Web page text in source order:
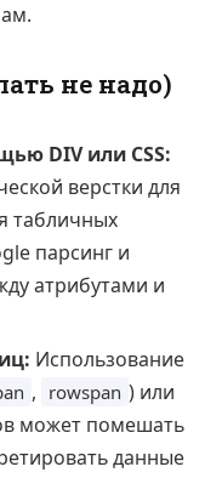
не надо)
DIV или CSS:
верстки для
табличных
парсинг и
атрибутами и
Использование
, rowspan ) или
может помешать
данные